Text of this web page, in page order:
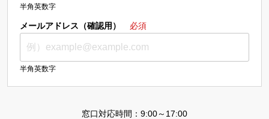
半角英数字
メールアドレス（確認用） 必須
半角英数字
窓口対応時間：9:00～17:00